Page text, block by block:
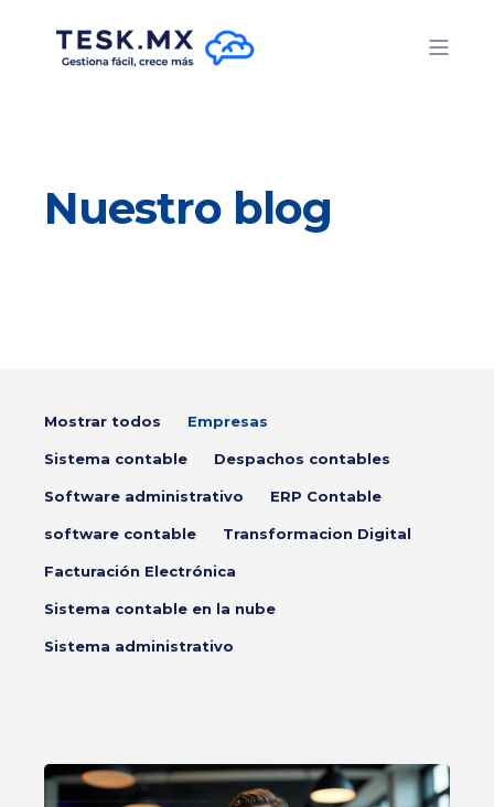
Nuestro blog
Mostrar todos Empresas
Sistema contable Despachos contables
Software administrativo ERP Contable
software contable Transformacion Digital
Facturación Electrónica
Sistema contable en la nube
Sistema administrativo